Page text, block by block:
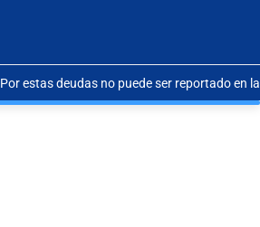
Por estas deudas no puede ser reportado en